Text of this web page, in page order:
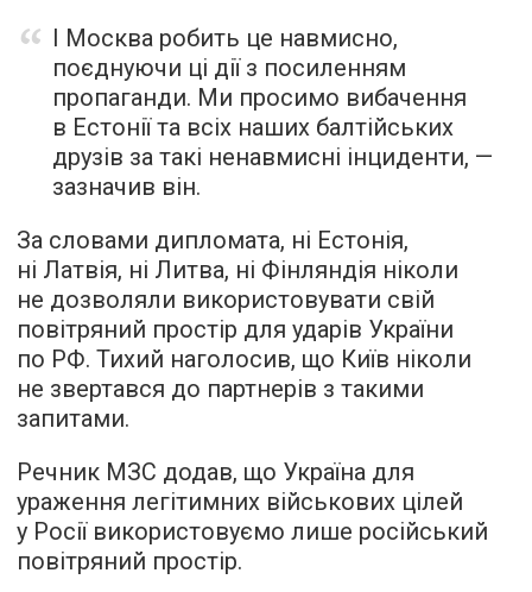
І Москва робить це навмисно,
поєднуючи ці дії з посиленням
пропаганди. Ми просимо вибачення
в Естонії та всіх наших балтійських
друзів за такі ненавмисні інциденти, —
зазначив він.
За словами дипломата, ні Естонія,
ні Латвія, ні Литва, ні Фінляндія ніколи
не дозволяли використовувати свій
повітряний простір для ударів України
по РФ. Тихий наголосив, що Київ ніколи
не звертався до партнерів з такими
запитами.
Речник МЗС додав, що Україна для
ураження легітимних військових цілей
у Росії використовуємо лише російський
повітряний простір.